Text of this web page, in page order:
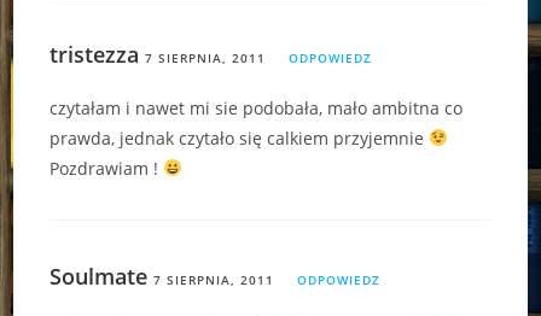
tristezza 7 SIERPNIA, 2011 ODPOWIEDZ
czytałam i nawet mi sie podobała, mało ambitna co
prawda, jednak czytało się calkiem przyjemnie
Pozdrawiam !
Soulmate 7 SIERPNIA, 2011 ODPOWIEDZ